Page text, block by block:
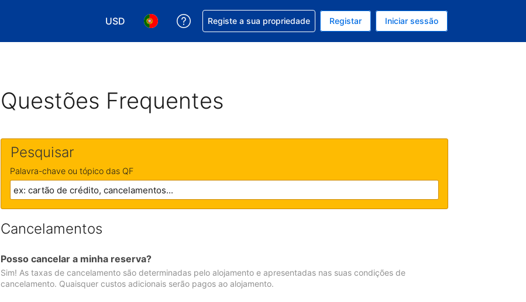
USD
Escolha a sua moeda. A sua moeda atual é Dólar dos EUA
Escolha o seu idioma. O seu idioma atual é Português
Obtenha ajuda com a sua reserva
Registe a sua propriedade Registar Iniciar sessão
Questões Frequentes
Pesquisar
Palavra-chave ou tópico das QF
Cancelamentos
Posso cancelar a minha reserva?
Sim! As taxas de cancelamento são determinadas pelo alojamento e apresentadas nas suas condições de
cancelamento. Quaisquer custos adicionais serão pagos ao alojamento.